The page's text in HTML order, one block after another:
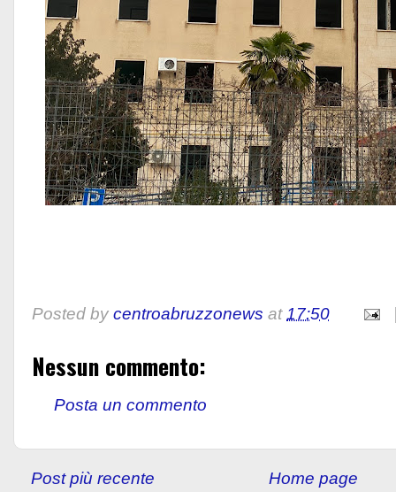
Posted by centroabruzzonews at17:50
Nessun commento:
Posta un commento
Post più recente Home page